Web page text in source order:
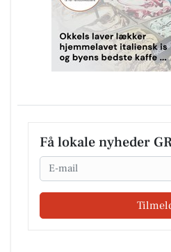
Få lokale nyheder
Email